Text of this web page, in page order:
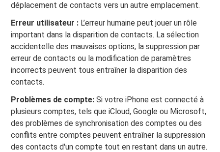
déplacement de contacts vers un autre emplacement.
Erreur utilisateur : L’erreur humaine peut jouer un rôle
important dans la disparition de contacts. La sélection
accidentelle des mauvaises options, la suppression par
erreur de contacts ou la modification de paramètres
incorrects peuvent tous entraîner la disparition des
contacts.
Problèmes de compte: Si votre iPhone est connecté à
plusieurs comptes, tels que iCloud, Google ou Microsoft,
des problèmes de synchronisation des comptes ou des
conflits entre comptes peuvent entraîner la suppression
des contacts d'un compte tout en restant dans un autre.